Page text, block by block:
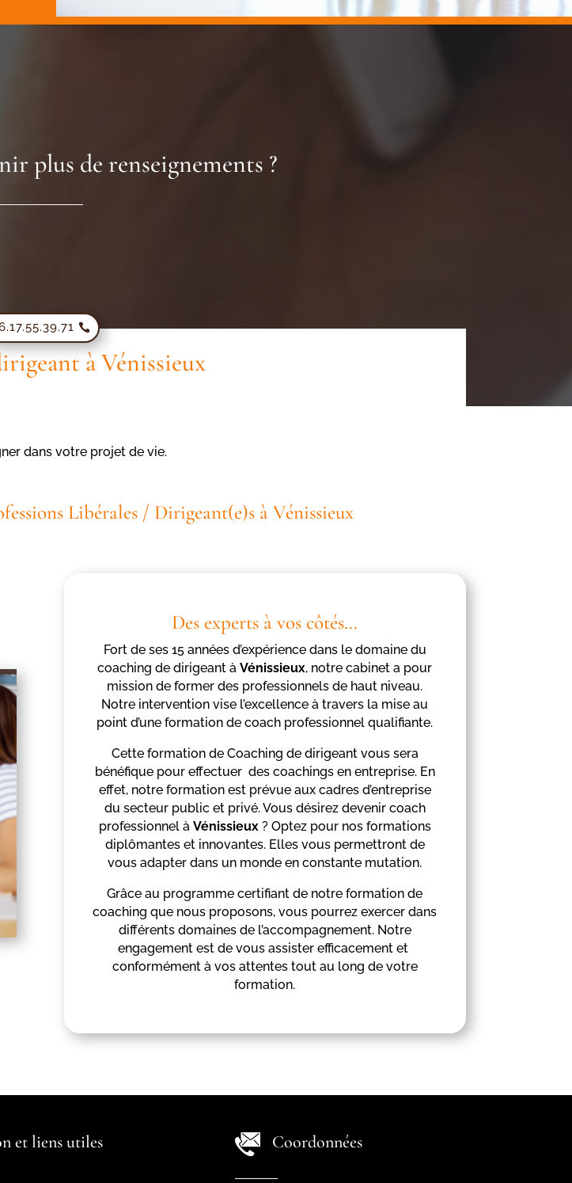
plus de renseignements ?
à Vénissieux
dans votre projet de vie.
Libérales / Dirigeant(e)s à Vénissieux
Des experts à vos côtés…
Fort de ses 15 années d’expérience dans le domaine du
coaching de dirigeant àVénissieux, notre cabinet a pour
mission de former des professionnels de haut niveau.
Notre intervention vise l’excellence à travers la mise au
point d’une formation de coach professionnel qualifiante.
Cette formation de Coaching de dirigeant vous sera
bénéfique pour effectuer des coachings en entreprise. En
effet, notre formation est prévue aux cadres d’entreprise
du secteur public et privé. Vous désirez devenir coach
professionnel à Vénissieux? Optez pour nos formations
diplômantes et innovantes. Elles vous permettront de
vous adapter dans un monde en constante mutation.
Grâce au programme certifiant de notre formation de
coaching que nous proposons, vous pourrez exercer dans
différents domaines de l’accompagnement. Notre
engagement est de vous assister efficacement et
conformément à vos attentes tout au long de votre
formation.
et liens utiles Coordonnées